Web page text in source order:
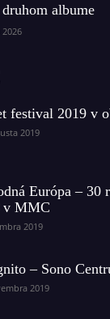
albume
festival 2019 v
2019
Európa – 30
v MMC
2019
– Sono
2019